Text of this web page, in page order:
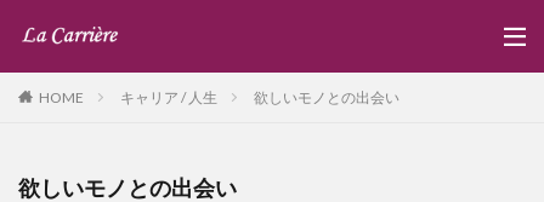
HOME キャリア / 人生 欲しいモノとの出会い
欲しいモノとの出会い